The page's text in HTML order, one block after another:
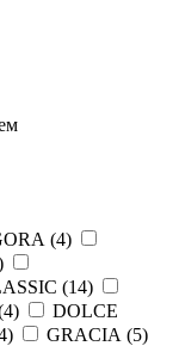
(4)
(14)
4)
DOLCE
) GRACIA (5)